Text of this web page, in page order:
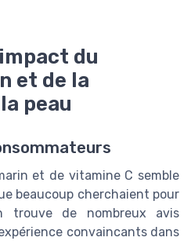
du
et de la
peau
et de vitamine C semble
beaucoup cherchaient pour
trouve de nombreux avis
convaincants dans